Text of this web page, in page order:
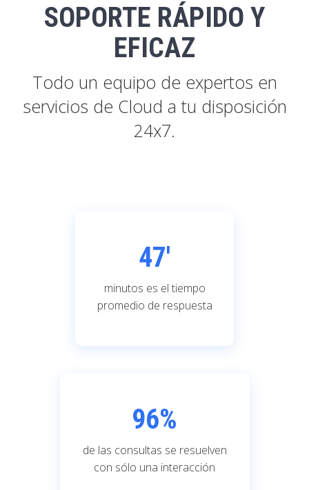
SOPORTE RÁPIDO Y
EFICAZ
Todo un equipo de expertos en
servicios de Cloud a tu disposición
24x7.
47'
minutos es el tiempo
promedio de respuesta
96%
de las consultas se resuelven
con sólo una interacción